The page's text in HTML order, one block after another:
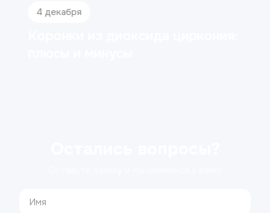
4 декабря